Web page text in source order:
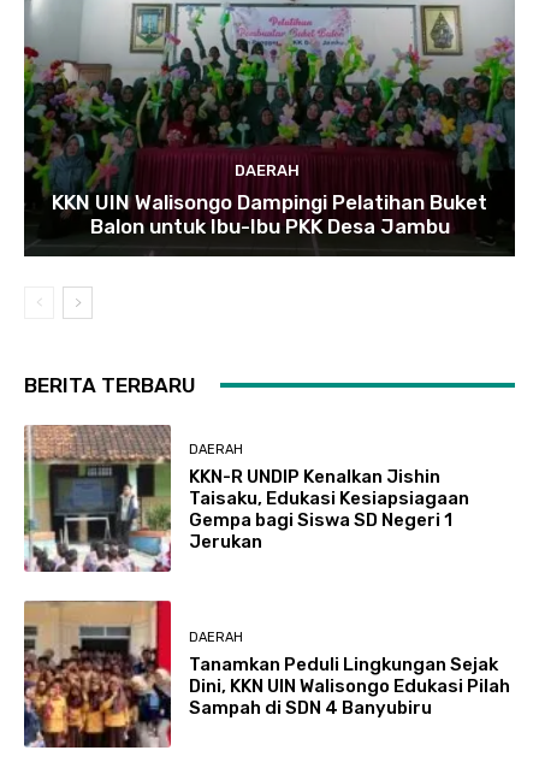
DAERAH
KKN UIN Walisongo Dampingi Pelatihan Buket
Balon untuk Ibu-Ibu PKK Desa Jambu
BERITA TERBARU
DAERAH
KKN-R UNDIP Kenalkan Jishin
Taisaku, Edukasi Kesiapsiagaan
Gempa bagi Siswa SD Negeri 1
Jerukan
DAERAH
Tanamkan Peduli Lingkungan Sejak
Dini, KKN UIN Walisongo Edukasi Pilah
Sampah di SDN 4 Banyubiru